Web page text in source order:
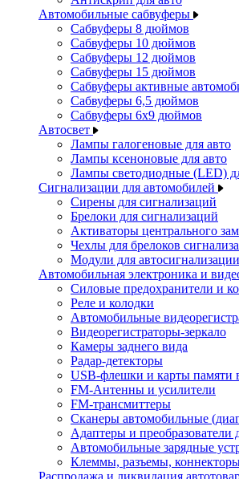
Автомобильные сабвуферы
Сабвуферы 8 дюймов
Сабвуферы 10 дюймов
Сабвуферы 12 дюймов
Сабвуферы 15 дюймов
Сабвуферы активные
Сабвуферы 6,5 дюймов
Сабвуферы 6x9 дюймов
Автосвет
Лампы галогеновые для авто
Лампы ксеноновые для авто
Лампы светодиодные (LED)
Сигнализации для автомобилей
Сирены для сигнализаций
Брелоки для сигнализаций
Активаторы центрального
Чехлы для брелоков
Модули для автосигнализации
Автомобильная электроника и
Силовые предохранители и
Реле и колодки
Автомобильные
Видеорегистраторы-зеркало
Камеры заднего вида
Радар-детекторы
USB-флешки и карты памяти
FM-Антенны и усилители
FM-трансмиттеры
Сканеры автомобильные
Адаптеры и преобразователи
Автомобильные зарядные
Клеммы, разъемы,
Распродажа и ликвидация